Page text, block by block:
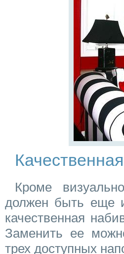
Кроме
должен быть еще
качественная
Заменить ее
трех доступных